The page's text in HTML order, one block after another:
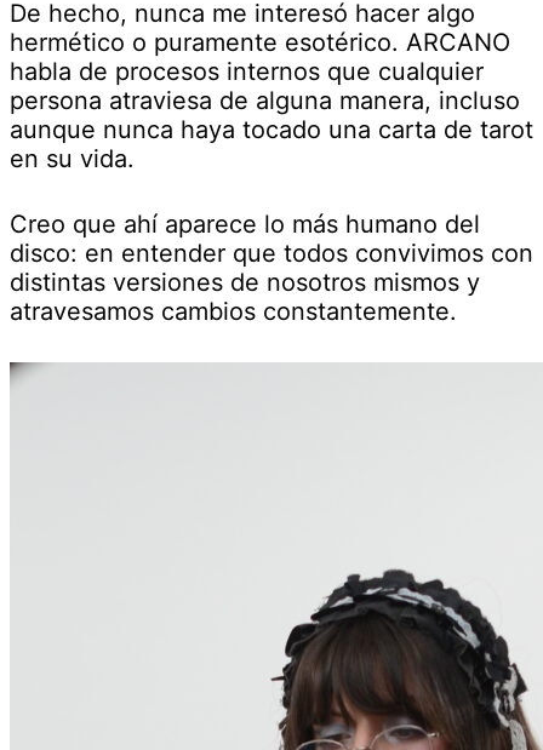
De hecho, nunca me interesó hacer algo
hermético o puramente esotérico. ARCANO
habla de procesos internos que cualquier
persona atraviesa de alguna manera, incluso
aunque nunca haya tocado una carta de tarot
en su vida.
Creo que ahí aparece lo más humano del
disco: en entender que todos convivimos con
distintas versiones de nosotros mismos y
atravesamos cambios constantemente.